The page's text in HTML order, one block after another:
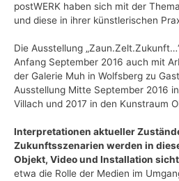
postWERK haben sich mit der
und diese in ihrer künstlerischen
Die Ausstellung
Anfang September 2016 auch mit
der Galerie Muh in Wolfsberg zu
Ausstellung Mitte September 2016
Villach und 2017 in den Kunstraum
Interpretationen aktueller
Zukunftsszenarien werden in
Objekt, Video und Installation
etwa die Rolle der Medien im